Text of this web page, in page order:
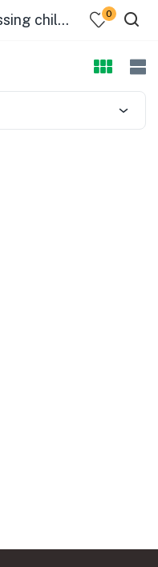
Products tagged "Missing children - Fiction" 0